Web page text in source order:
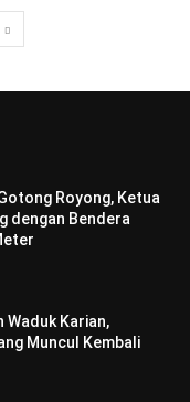
Royong, Ketua
dengan Bendera
Waduk Karian,
Muncul Kembali